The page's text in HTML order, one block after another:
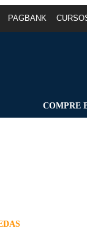
PAGBANK
COMPRE